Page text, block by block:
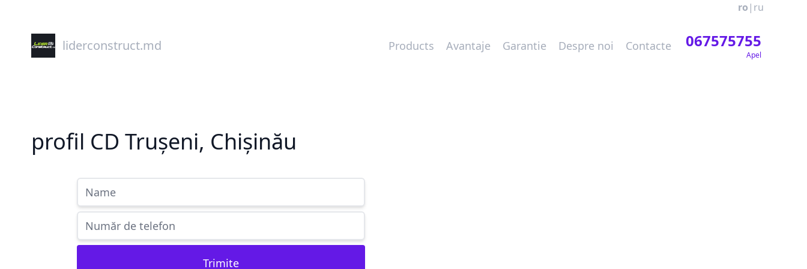
ro | ru
liderconstruct.md Products Avantaje Garantie Despre noi Contacte 067575755
Apel
profil CD Trușeni, Chișinău
Trimite